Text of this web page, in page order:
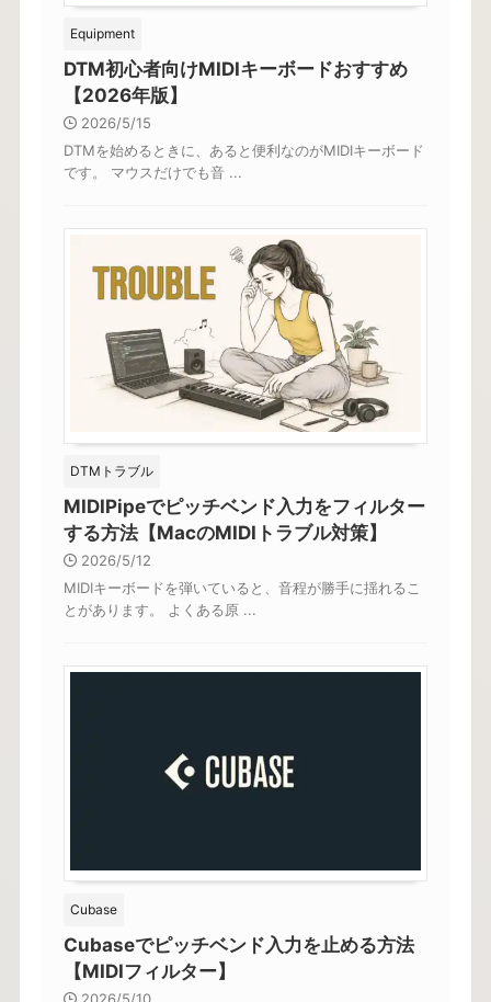
Equipment
DTM初心者向けMIDIキーボードおすすめ
【2026年版】
2026/5/15
DTMを始めるときに、あると便利なのがMIDIキーボード
です。 マウスだけでも音 ...
DTMトラブル
MIDIPipeでピッチベンド入力をフィルター
する方法【MacのMIDIトラブル対策】
2026/5/12
MIDIキーボードを弾いていると、音程が勝手に揺れるこ
とがあります。 よくある原 ...
Cubase
Cubaseでピッチベンド入力を止める方法
【MIDIフィルター】
2026/5/10